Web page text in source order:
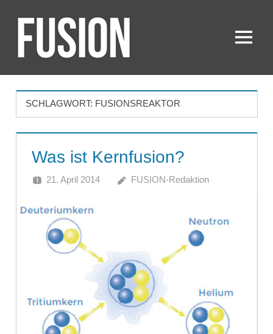
Inhalt
springenFUSION Menü
SCHLAGWORT: FUSIONSREAKTOR
Was ist Kernfusion?
21. April 2014 FUSION-Redaktion